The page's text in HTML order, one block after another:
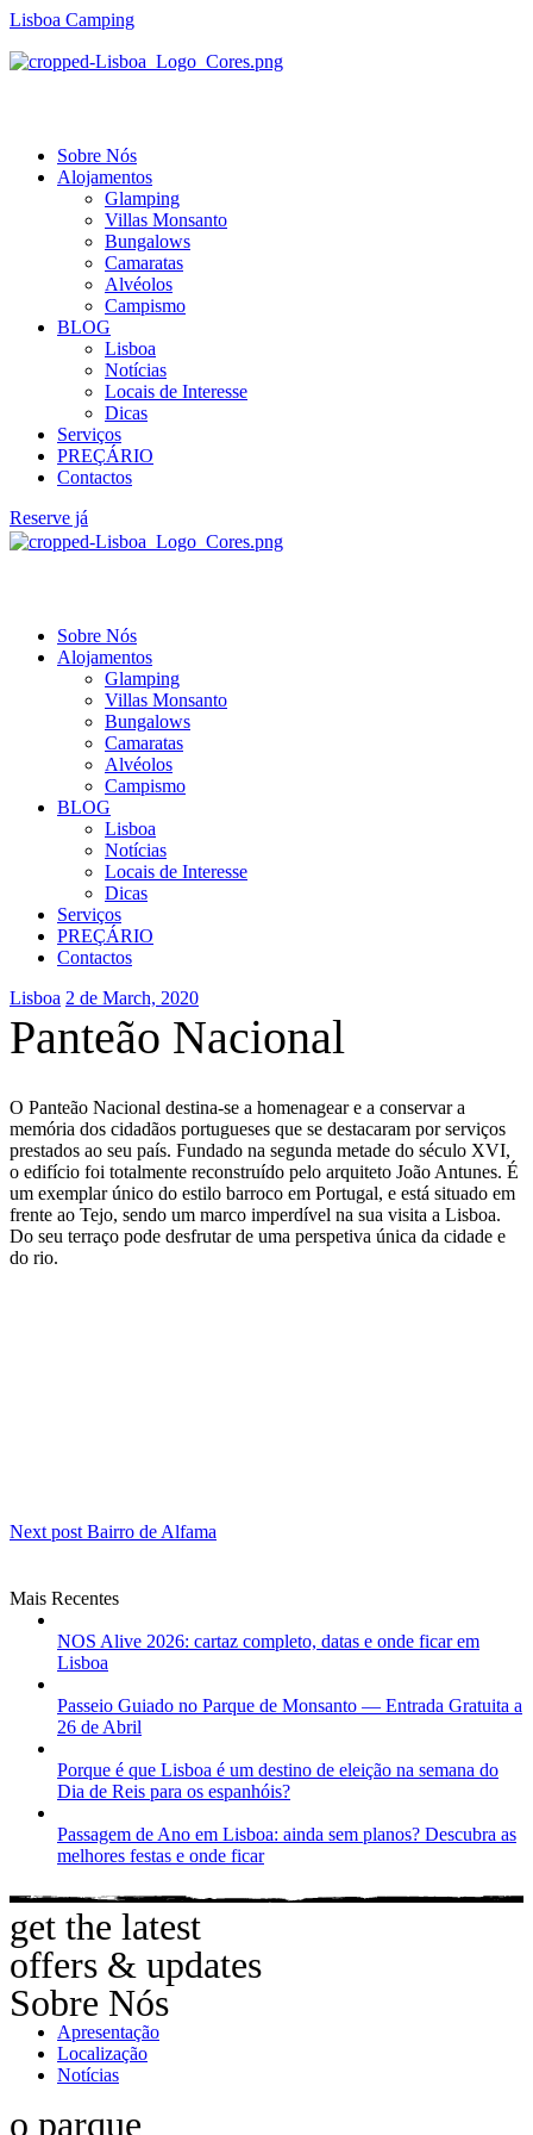
Lisboa Camping
Menu
Sobre Nós
Alojamentos
Glamping
Villas Monsanto
Bungalows
Camaratas
Alvéolos
Campismo
BLOG
Lisboa
Notícias
Locais de Interesse
Dicas
Serviços
PREÇÁRIO
Contactos
Reserve já
Sobre Nós
Alojamentos
Glamping
Villas Monsanto
Bungalows
Camaratas
Alvéolos
Campismo
BLOG
Lisboa
Notícias
Locais de Interesse
Dicas
Serviços
PREÇÁRIO
Contactos
Categories
Lisboa 2 de March, 2020
Panteão Nacional
O Panteão Nacional destina-se a homenagear e a conservar a
memória dos cidadãos portugueses que se destacaram por serviços
prestados ao seu país. Fundado na segunda metade do século XVI,
o edifício foi totalmente reconstruído pelo arquiteto João Antunes. É
um exemplar único do estilo barroco em Portugal, e está situado em
frente ao Tejo, sendo um marco imperdível na sua visita a Lisboa.
Do seu terraço pode desfrutar de uma perspetiva única da cidade e
do rio.
Post
navigation
Next post Bairro de Alfama
Mais Recentes
NOS Alive 2026: cartaz completo, datas e onde ficar em
Lisboa
Passeio Guiado no Parque de Monsanto — Entrada Gratuita a
26 de Abril
Porque é que Lisboa é um destino de eleição na semana do
Dia de Reis para os espanhóis?
Passagem de Ano em Lisboa: ainda sem planos? Descubra as
melhores festas e onde ficar
get the latest
offers & updates
Sobre Nós
Apresentação
Localização
Notícias
o parque